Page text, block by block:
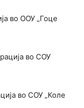
во ООУ „Гоце
во СОУ
во СОУ „Коле